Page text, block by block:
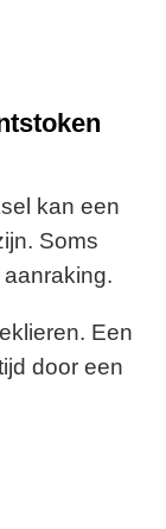
kan een
Soms
Een
door een